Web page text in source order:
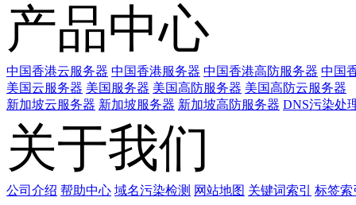
产品中心
中国香港云服务器 中国香港服务器 中国香港高防服务器 中国
美国云服务器 美国服务器 美国高防服务器 美国高防云服务器
新加坡云服务器 新加坡服务器 新加坡高防服务器 DNS污染处
关于我们
公司介绍 帮助中心 域名污染检测 网站地图 关键词索引 标签索